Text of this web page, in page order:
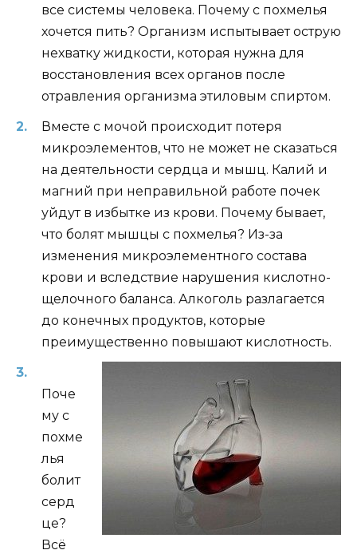
все системы человека. Почему с похмелья
хочется пить? Организм испытывает острую
нехватку жидкости, которая нужна для
восстановления всех органов после
отравления организма этиловым спиртом.
Вместе с мочой происходит потеря
микроэлементов, что не может не сказаться
на деятельности сердца и мышц. Калий и
магний при неправильной работе почек
уйдут в избытке из крови. Почему бывает,
что болят мышцы с похмелья? Из-за
изменения микроэлементного состава
крови и вследствие нарушения кислотно-
щелочного баланса. Алкоголь разлагается
до конечных продуктов, которые
преимущественно повышают кислотность.
Поче
му с
похме
лья
болит
серд
це?
Всё